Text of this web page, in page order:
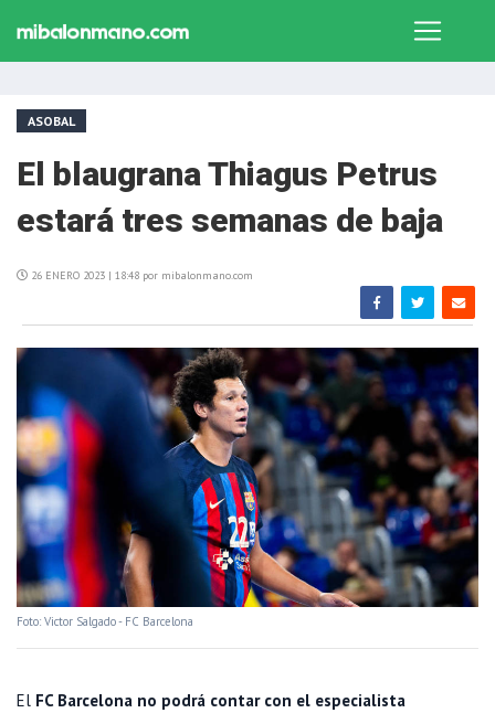
ASOBAL
El blaugrana Thiagus Petrus
estará tres semanas de baja
26 ENERO 2023 | 18:48 por mibalonmano.com
Foto: Victor Salgado - FC Barcelona
El FC Barcelona no podrá contar con el especialista